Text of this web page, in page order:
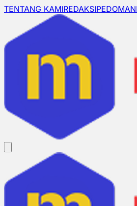
TENTANG KAMIREDAKSIPEDOMAN